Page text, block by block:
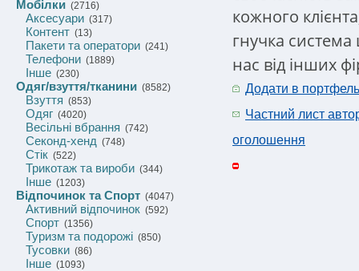
Мобілки (2716)
Аксесуари (317)
Контент (13)
Пакети та оператори (241)
Телефони (1889)
Інше (230)
Одяг/взуття/тканини (8582)
Взуття (853)
Одяг (4020)
Весільні вбрання (742)
Секонд-хенд (748)
Стік (522)
Трикотаж та вироби (344)
Інше (1203)
Відпочинок та Спорт (4047)
Активний відпочинок (592)
Спорт (1356)
Туризм та подорожі (850)
Тусовки (86)
Інше (1093)
кожного
гнучка система
нас від інших
Додати в портфель
Частний лист
оголошення